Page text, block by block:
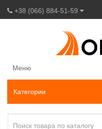
+38 (066) 884-51-59
Меню
Категории